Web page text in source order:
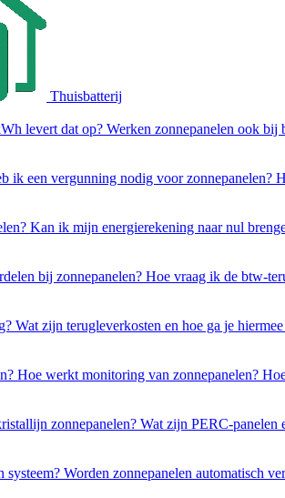
Thuisbatterij
levert dat op? Werken zonnepanelen ook bij
ik een vergunning nodig voor zonnepanelen?
Kan ik mijn energierekening naar nul
bij zonnepanelen? Hoe vraag ik de btw-
Wat zijn terugleverkosten en hoe ga je
Hoe werkt monitoring van zonnepanelen?
zonnepanelen? Wat zijn PERC-panelen
systeem? Worden zonnepanelen automatisch